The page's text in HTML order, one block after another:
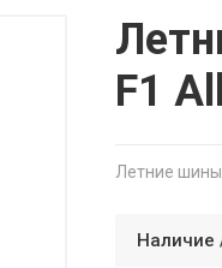
F1
Летние шины
Наличие